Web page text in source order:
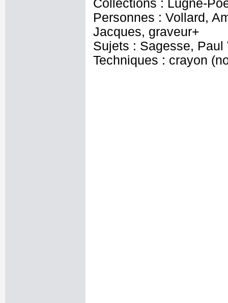
Collections : Lugné-
Personnes : Vollard,
Jacques, graveur+
Sujets : Sagesse, Paul
Techniques : crayon